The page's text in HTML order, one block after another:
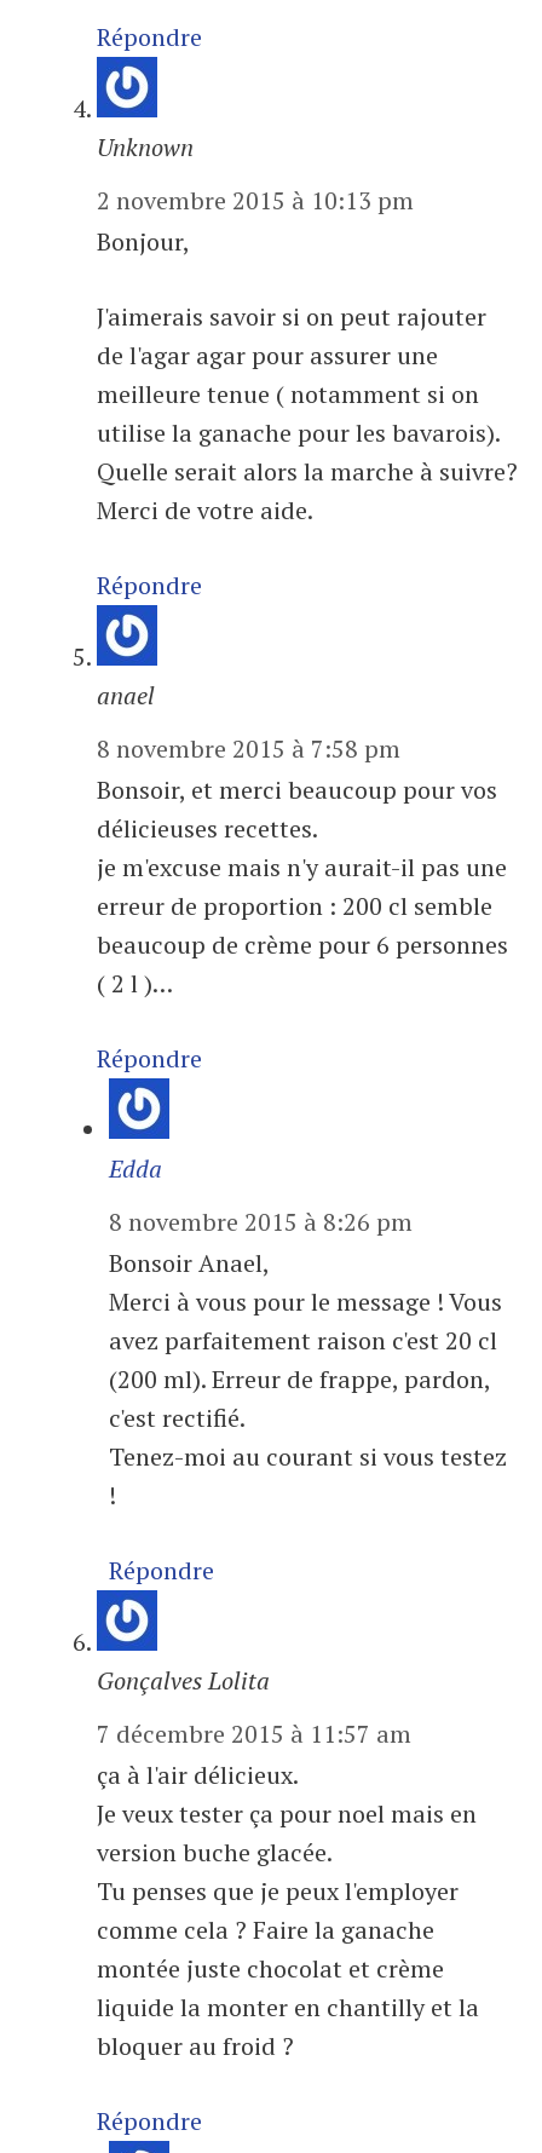
Répondre
Unknown
2 novembre 2015 à 10:13 pm
Bonjour,
J'aimerais savoir si on peut rajouter
de l'agar agar pour assurer une
meilleure tenue ( notamment si on
utilise la ganache pour les bavarois).
Quelle serait alors la marche à suivre?
Merci de votre aide.
Répondre
anael
8 novembre 2015 à 7:58 pm
Bonsoir, et merci beaucoup pour vos
délicieuses recettes.
je m'excuse mais n'y aurait-il pas une
erreur de proportion : 200 cl semble
beaucoup de crème pour 6 personnes
( 2 l )…
Répondre
Edda
8 novembre 2015 à 8:26 pm
Bonsoir Anael,
Merci à vous pour le message ! Vous
avez parfaitement raison c'est 20 cl
(200 ml). Erreur de frappe, pardon,
c'est rectifié.
Tenez-moi au courant si vous testez
!
Répondre
Gonçalves Lolita
7 décembre 2015 à 11:57 am
ça à l'air délicieux.
Je veux tester ça pour noel mais en
version buche glacée.
Tu penses que je peux l'employer
comme cela ? Faire la ganache
montée juste chocolat et crème
liquide la monter en chantilly et la
bloquer au froid ?
Répondre